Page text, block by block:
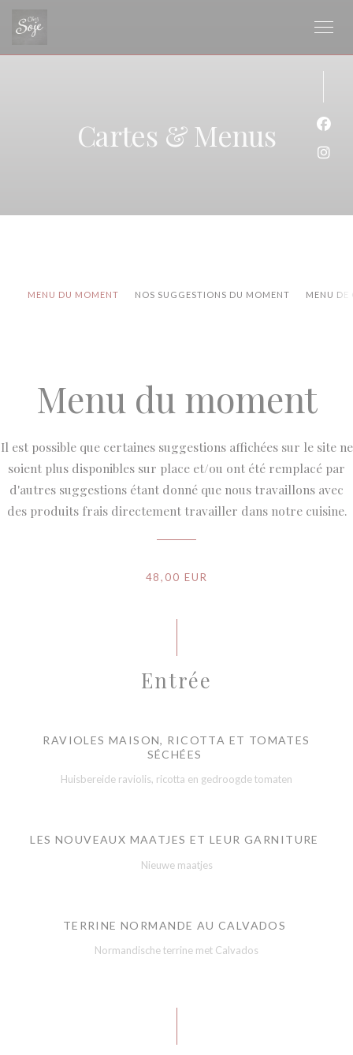
Cartes & Menus
MENU DU MOMENT NOS SUGGESTIONS DU MOMENT MENU DE
Menu du moment
Il est possible que certaines suggestions affichées sur le site ne
soient plus disponibles sur place et/ou ont été remplacé par
d'autres suggestions étant donné que nous travaillons avec
des produits frais directement travailler dans notre cuisine.
48,00 EUR
Entrée
RAVIOLES MAISON, RICOTTA ET TOMATES
SÉCHÉES
Huisbereide raviolis, ricotta en gedroogde tomaten
LES NOUVEAUX MAATJES ET LEUR GARNITURE
Nieuwe maatjes
TERRINE NORMANDE AU CALVADOS
Normandische terrine met Calvados